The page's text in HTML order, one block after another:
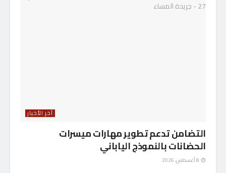
آخر الأخبار
التضامن تدعم تطوير مهارات ميسرات
الحضانات بالنموذج الياباني